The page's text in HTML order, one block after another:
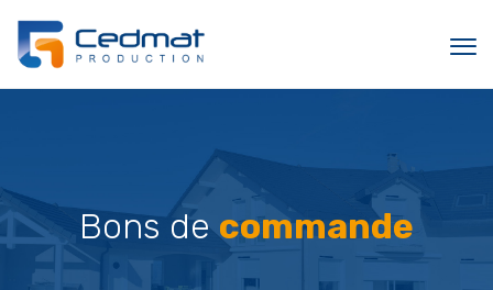
Bons decommande